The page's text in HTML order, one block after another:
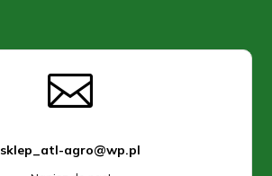

sklep_atl-agro@wp.pl